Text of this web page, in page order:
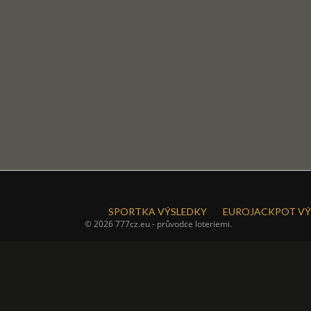
SPORTKA VÝSLEDKY EUROJACKPOT
© 2026 777cz.eu - průvodce loteriemi.